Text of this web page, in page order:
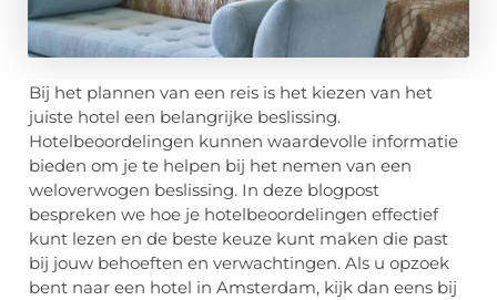
Bij het plannen van een reis is het kiezen van het
juiste hotel een belangrijke beslissing.
Hotelbeoordelingen kunnen waardevolle informatie
bieden om je te helpen bij het nemen van een
weloverwogen beslissing. In deze blogpost
bespreken we hoe je hotelbeoordelingen effectief
kunt lezen en de beste keuze kunt maken die past
bij jouw behoeften en verwachtingen. Als u opzoek
bent naar een hotel in Amsterdam, kijk dan eens bij